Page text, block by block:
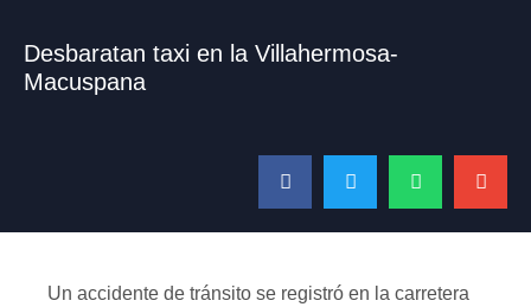
Desbaratan taxi en la Villahermosa-
Macuspana
Un accidente de tránsito se registró en la carretera